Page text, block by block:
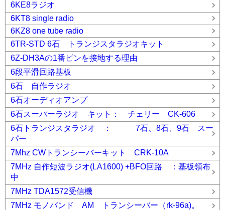
6KE8ラジオ
6KT8 single radio
6KZ8 one tube radio
6TR-STD 6石 トランジスタラジオキット
6Z-DH3Aの1番ピンを接地する理由
6段平滑回路基板
6石 自作ラジオ
6石オーディオアンプ
6石スーパーラジオ キット： チェリー CK-606
6石トランジスタラジオ ： 7石、8石、9石 スー
パー
7Mhz CWトランシーバーキット CRK-10A
7MHz 自作短波ラジオ(LA1600) +BFO回路 ：基板領布
中
7MHz TDA1572受信機
7MHz モノバンド AM トランシーバー（rk-96a)。